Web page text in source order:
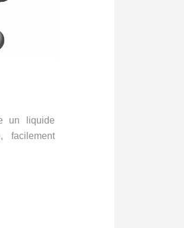
un liquide
facilement